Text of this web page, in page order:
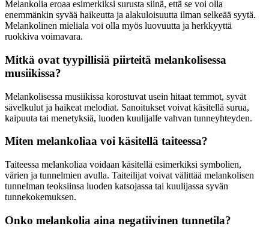
Melankolia eroaa esimerkiksi surusta siinä, että se voi olla
enemmänkin syvää haikeutta ja alakuloisuutta ilman selkeää syytä.
Melankolinen mieliala voi olla myös luovuutta ja herkkyyttä
ruokkiva voimavara.
Mitkä ovat tyypillisiä piirteitä melankolisessa
musiikissa?
Melankolisessa musiikissa korostuvat usein hitaat temmot, syvät
sävelkulut ja haikeat melodiat. Sanoitukset voivat käsitellä surua,
kaipuuta tai menetyksiä, luoden kuulijalle vahvan tunneyhteyden.
Miten melankoliaa voi käsitellä taiteessa?
Taiteessa melankoliaa voidaan käsitellä esimerkiksi symbolien,
värien ja tunnelmien avulla. Taiteilijat voivat välittää melankolisen
tunnelman teoksiinsa luoden katsojassa tai kuulijassa syvän
tunnekokemuksen.
Onko melankolia aina negatiivinen tunnetila?